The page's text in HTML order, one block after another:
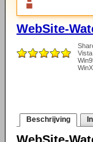
WebSite-
Beschrijving